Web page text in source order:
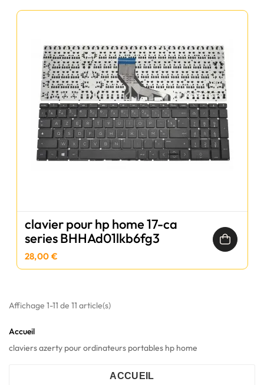
clavier pour hp home 17-ca
series BHHAd01lkb6fg3
28,00 €
Affichage 1-11 de 11 article(s)
Accueil
claviers azerty pour ordinateurs portables hp home
ACCUEIL